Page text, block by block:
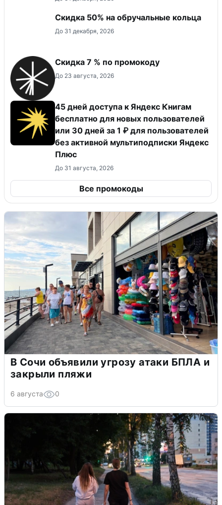
Скидка 50% на обручальные кольца
До 31 декабря, 2026
Скидка 7 % по промокоду
До 23 августа, 2026
45 дней доступа к Яндекс Книгам
бесплатно для новых пользователей
или 30 дней за 1 ₽ для пользователей
без активной мультиподписки Яндекс
Плюс
До 31 августа, 2026
Все промокоды
В Сочи объявили угрозу атаки БПЛА и
закрыли пляжи
6 августа 0